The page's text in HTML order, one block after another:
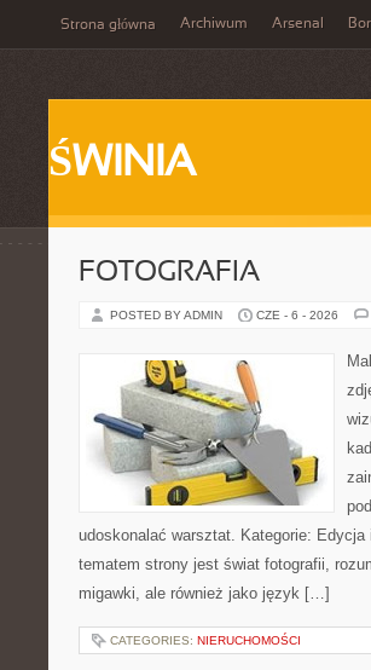
Strona główna Archiwum Arsenal
ŚWINIA
FOTOGRAFIA
POSTED BY ADMIN CZE - 6 - 2026
udoskonalać warsztat. Kategorie:
tematem strony jest świat fotografii,
migawki, ale również jako język […]
CATEGORIES: NIERUCHOMOŚCI